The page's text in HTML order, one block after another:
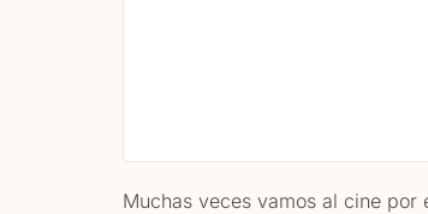
Muchas veces vamos al cine